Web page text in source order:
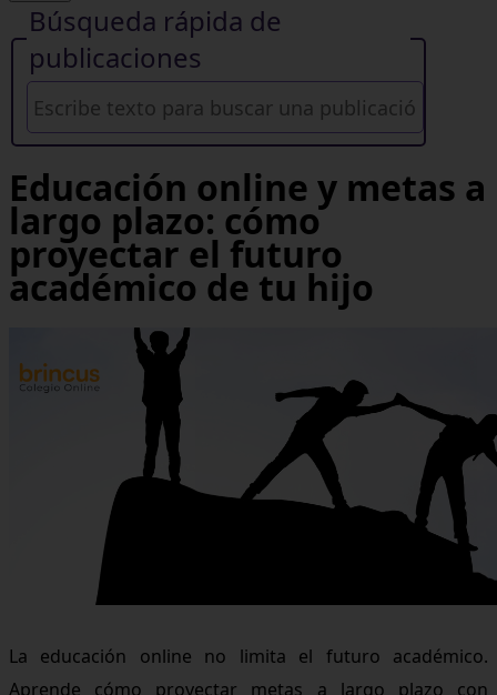
Búsqueda rápida de
publicaciones
Educación online y metas a
largo plazo: cómo
proyectar el futuro
académico de tu hijo
La educación online no limita el futuro académico.
Aprende cómo proyectar metas a largo plazo con